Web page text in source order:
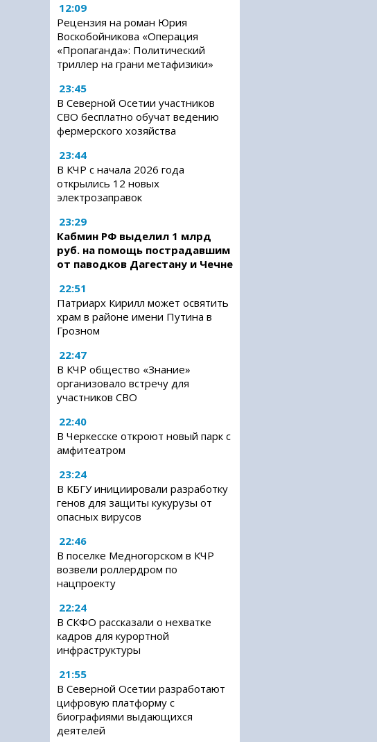
12:09
Рецензия на роман Юрия
Воскобойникова «Операция
«Пропаганда»: Политический
триллер на грани метафизики»
23:45
В Северной Осетии участников
СВО бесплатно обучат ведению
фермерского хозяйства
23:44
В КЧР с начала 2026 года
открылись 12 новых
электрозаправок
23:29
Кабмин РФ выделил 1 млрд
руб. на помощь пострадавшим
от паводков Дагестану и Чечне
22:51
Патриарх Кирилл может освятить
храм в районе имени Путина в
Грозном
22:47
В КЧР общество «Знание»
организовало встречу для
участников СВО
22:40
В Черкесске откроют новый парк с
амфитеатром
23:24
В КБГУ инициировали разработку
генов для защиты кукурузы от
опасных вирусов
22:46
В поселке Медногорском в КЧР
возвели роллердром по
нацпроекту
22:24
В СКФО рассказали о нехватке
кадров для курортной
инфраструктуры
21:55
В Северной Осетии разработают
цифровую платформу с
биографиями выдающихся
деятелей